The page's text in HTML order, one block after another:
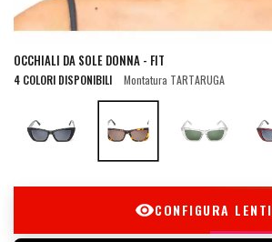
OCCHIALI DA SOLE DONNA - FIT
4 COLORI DISPONIBILI Montatura TARTARUGA
CONFIGURA LENTI